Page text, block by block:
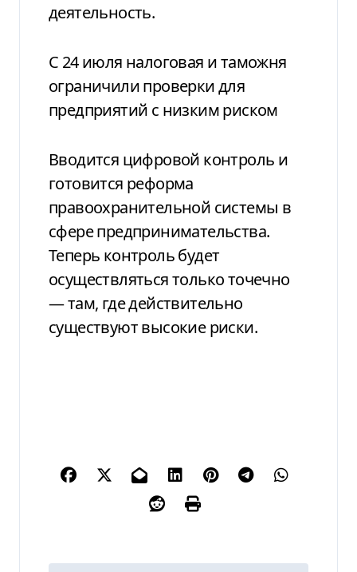
деятельность.
С 24 июля налоговая и таможня
ограничили проверки для
предприятий с низким риском
Вводится цифровой контроль и
готовится реформа
правоохранительной системы в
сфере предпринимательства.
Теперь контроль будет
осуществляться только точечно
— там, где действительно
существуют высокие риски.